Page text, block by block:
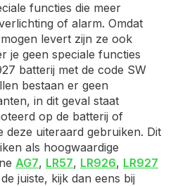
functies die meer
of alarm. Omdat
levert zijn ze ook
je geen speciale functies
batterij met de code SW
bestaan er geen
in dit geval staat
op de batterij of
deze uiteraard gebruiken. Dit
als hoogwaardige
AG7, LR57, LR926, LR927
juiste, kijk dan eens bij